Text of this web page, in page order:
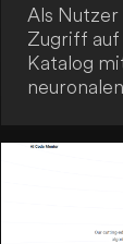
Als Nutzer
Zugriff auf
Katalog
praktisch